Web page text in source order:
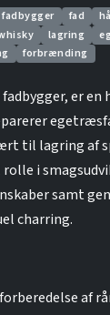
fadbygger fad
lagring
forbrænding
er
til lagring af
i
samt
charring.
af